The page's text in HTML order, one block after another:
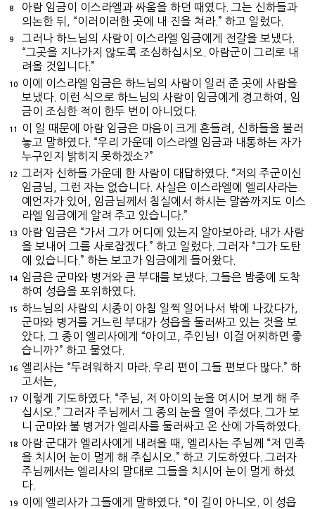
8
아람 임금이 이스라엘과 싸움을 하던 때였다. 그는 신하들과
의논한 뒤, “이러이러한 곳에 내 진을 쳐라.” 하고 일렀다.
9
그러나 하느님의 사람이 이스라엘 임금에게 전갈을 보냈다.
“그곳을 지나가지 않도록 조심하십시오. 아람군이 그리로 내
려올 것입니다.”
10
이에 이스라엘 임금은 하느님의 사람이 일러 준 곳에 사람을
보냈다. 이런 식으로 하느님의 사람이 임금에게 경고하여, 임
금이 조심한 적이 한두 번이 아니었다.
11
이 일 때문에 아람 임금은 마음이 크게 흔들려, 신하들을 불러
놓고 말하였다. “우리 가운데 이스라엘 임금과 내통하는 자가
누구인지 밝히지 못하겠소?”
12
그러자 신하들 가운데 한 사람이 대답하였다. “저의 주군이신
임금님, 그런 자는 없습니다. 사실은 이스라엘에 엘리사라는
예언자가 있어, 임금님께서 침실에서 하시는 말씀까지도 이스
라엘 임금에게 알려 주고 있습니다.”
13
아람 임금은 “가서 그가 어디에 있는지 알아보아라. 내가 사람
을 보내어 그를 사로잡겠다.” 하고 일렀다. 그러자 “그가 도탄
에 있습니다.” 하는 보고가 임금에게 들어왔다.
14
임금은 군마와 병거와 큰 부대를 보냈다. 그들은 밤중에 도착
하여 성읍을 포위하였다.
15
하느님의 사람의 시종이 아침 일찍 일어나서 밖에 나갔다가,
군마와 병거를 거느린 부대가 성읍을 둘러싸고 있는 것을 보
았다. 그 종이 엘리사에게 “아이고, 주인님! 이걸 어찌하면 좋
습니까?” 하고 물었다.
16
엘리사는 “두려워하지 마라. 우리 편이 그들 편보다 많다.” 하
고서는,
17
이렇게 기도하였다. “주님, 저 아이의 눈을 여시어 보게 해 주
십시오.” 그러자 주님께서 그 종의 눈을 열어 주셨다. 그가 보
니 군마와 불 병거가 엘리사를 둘러싸고 온 산에 가득하였다.
18
아람 군대가 엘리사에게 내려올 때, 엘리사는 주님께 “저 민족
을 치시어 눈이 멀게 해 주십시오.” 하고 기도하였다. 그러자
주님께서는 엘리사의 말대로 그들을 치시어 눈이 멀게 하셨
다.
19
이에 엘리사가 그들에게 말하였다. “이 길이 아니오. 이 성읍